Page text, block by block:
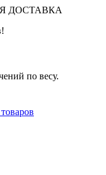
ДОСТАВКА
по весу.